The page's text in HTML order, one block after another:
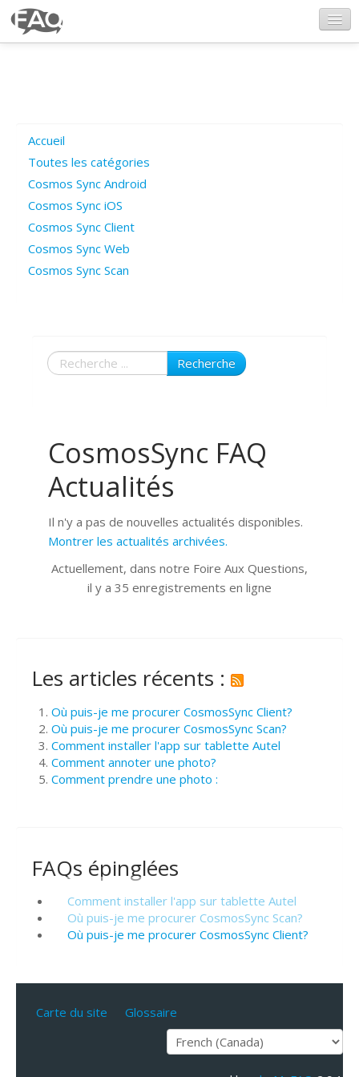
Poser une question
Questions ouvertes
Connexion
Accueil
Toutes les catégories
Cosmos Sync Android
Cosmos Sync iOS
Cosmos Sync Client
Cosmos Sync Web
Cosmos Sync Scan
Recherche
CosmosSync FAQ
Actualités
Il n'y a pas de nouvelles actualités disponibles.
Montrer les actualités archivées.
Actuellement, dans notre Foire Aux Questions,
il y a 35 enregistrements en ligne
Les articles récents :
Où puis-je me procurer CosmosSync Client?
Où puis-je me procurer CosmosSync Scan?
Comment installer l'app sur tablette Autel
Comment annoter une photo?
Comment prendre une photo :
FAQs épinglées
Comment installer l'app sur tablette Autel
Où puis-je me procurer CosmosSync Scan?
Où puis-je me procurer CosmosSync Client?
Carte du site Glossaire